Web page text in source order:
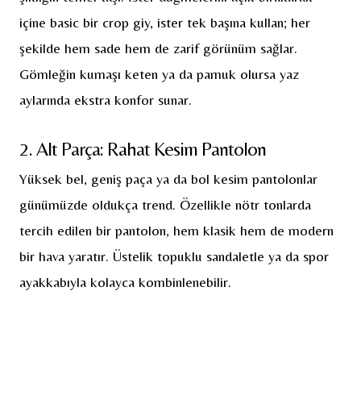
içine basic bir crop giy, ister tek başına kullan; her
şekilde hem sade hem de zarif görünüm sağlar.
Gömleğin kumaşı keten ya da pamuk olursa yaz
aylarında ekstra konfor sunar.
2. Alt Parça: Rahat Kesim Pantolon
Yüksek bel, geniş paça ya da bol kesim pantolonlar
günümüzde oldukça trend. Özellikle nötr tonlarda
tercih edilen bir pantolon, hem klasik hem de modern
bir hava yaratır. Üstelik topuklu sandaletle ya da spor
ayakkabıyla kolayca kombinlenebilir.